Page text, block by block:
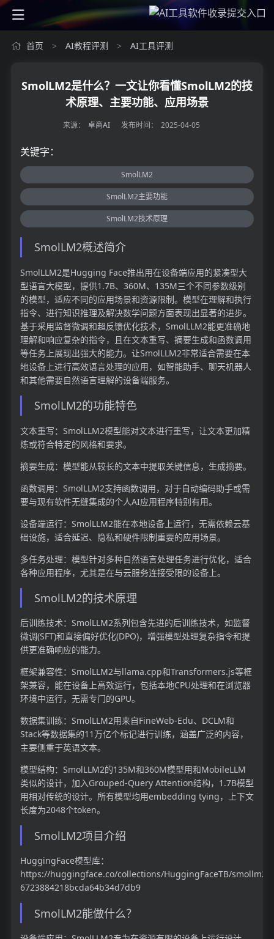
首页 > AI教程评测 > AI工具评测
SmolLM2是什么？一文让你看懂SmolLM2的技
术原理、主要功能、应用场景
来源： 卓商AI 发布时间： 2025-04-05
关键字：
SmolLM2
SmolLM2主要功能
SmolLM2技术原理
SmolLM2概述简介
SmolLLM2是Hugging Face推出用在设备端应用的紧凑型大
型语言大模型，提供1.7B、360M、135M三个不同参数级别
的模型，适应不同的应用场景和资源限制。模型在理解和执行
指令、进行知识推理及解决数学问题方面表现出显著的进步。
基于采用监督微调和超反馈优化技术，SmolLLM2能更准确地
理解和响应复杂的指令，且在文本重写、摘要生成和函数调用
等任务上展现出强大的能力。让SmolLLM2非常适合需要在本
地设备上进行高效语言处理的应用，如智能助手、聊天机器人
和其他需要自然语言理解的设备端服务。
SmolLM2的功能特色
文本重写：SmolLLM2模型能对文本进行重写，让文本更加精
炼或符合特定的风格和要求。
摘要生成：模型能从较长的文本中提取关键信息，生成摘要。
函数调用：SmolLLM2支持函数调用，对于自动编码助手或需
要与现有软件无缝集成的个人AI应用程序特别有用。
设备端运行：SmolLLM2能在本地设备上运行，无需依赖云基
础设施，适合延迟、隐私和硬件限制重要的应用场景。
多任务处理：模型针对多种自然语言处理任务进行优化，适合
各种应用程序，尤其是在与云服务连接受限的设备上。
SmolLM2的技术原理
后训练技术：SmolLLM2系列包含先进的后训练技术，如监督
微调(SFT)和直接偏好优化(DPO)，增强模型处理复杂指令和提
供更准确响应的能力。
框架兼容性：SmolLLM2与llama.cpp和Transformers.js等框
架兼容，能在设备上高效运行，包括本地CPU处理和在浏览器
环境中运行，无需专门的GPU。
数据集训练：SmolLLM2用来自FineWeb-Edu、DCLM和
Stack等数据集的11万亿个标记进行训练，涵盖广泛的内容，
主要侧重于英语文本。
模型结构：SmolLLM2的135M和360M模型用和MobileLLM
类似的设计，加入Grouped-Query Attention结构，1.7B模型
用相对传统的设计。所有模型均用embedding tying，上下文
长度为2048个token。
SmolLM2项目介绍
HuggingFace模型库：
https://huggingface.co/collections/HuggingFaceTB/smollm2-
6723884218bcda64b34d7db9
SmolLM2能做什么？